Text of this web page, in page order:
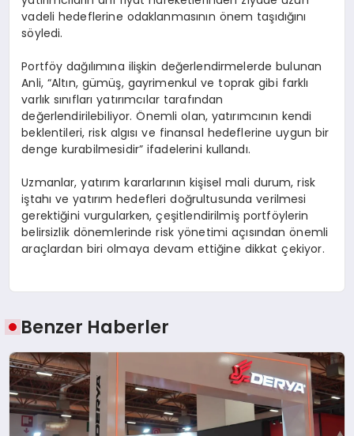
vadeli hedeflerine odaklanmasının önem taşıdığını
söyledi.
Portföy dağılımına ilişkin değerlendirmelerde bulunan
Anli, “Altın, gümüş, gayrimenkul ve toprak gibi farklı
varlık sınıfları yatırımcılar tarafından
değerlendirilebiliyor. Önemli olan, yatırımcının kendi
beklentileri, risk algısı ve finansal hedeflerine uygun bir
denge kurabilmesidir” ifadelerini kullandı.
Uzmanlar, yatırım kararlarının kişisel mali durum, risk
iştahı ve yatırım hedefleri doğrultusunda verilmesi
gerektiğini vurgularken, çeşitlendirilmiş portföylerin
belirsizlik dönemlerinde risk yönetimi açısından önemli
araçlardan biri olmaya devam ettiğine dikkat çekiyor.
Benzer Haberler